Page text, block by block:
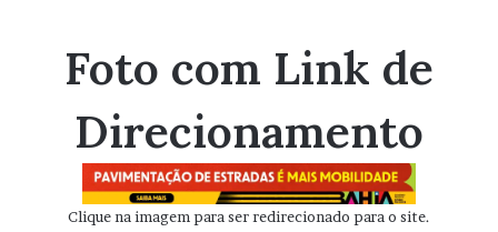
Foto com Link de
Direcionamento
Clique na imagem para ser redirecionado para o site.